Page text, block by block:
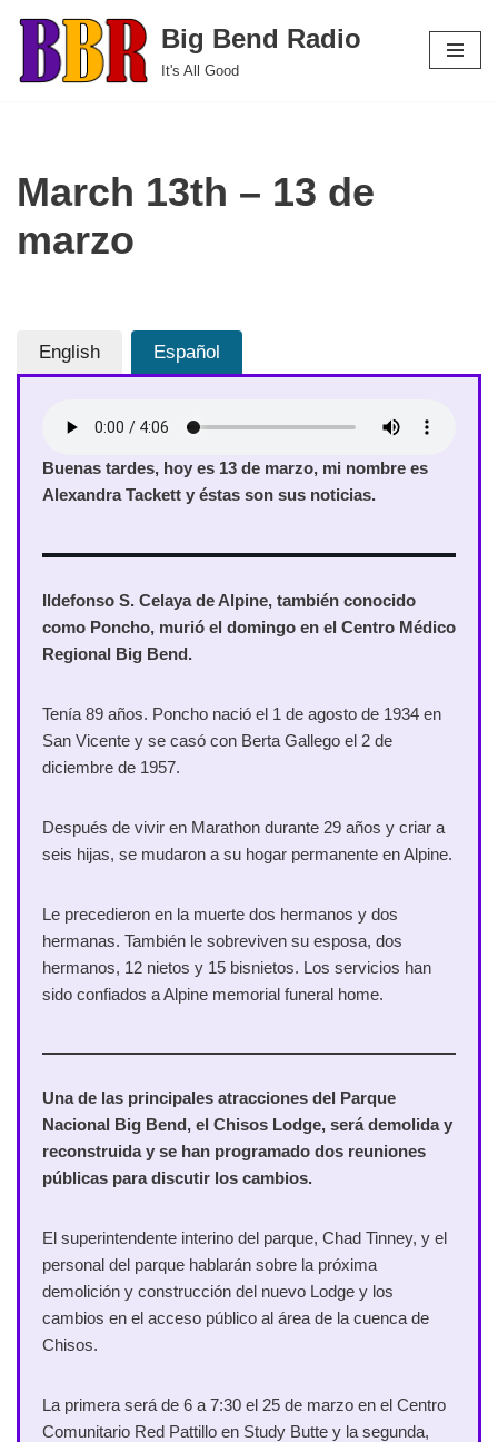
Skip
to
Big Bend Radio
It's All Good
March 13th – 13 de
marzo
English Español
Buenas tardes, hoy es 13 de marzo, mi nombre es
Alexandra Tackett y éstas son sus noticias.
Ildefonso S. Celaya de Alpine, también conocido
como Poncho, murió el domingo en el Centro Médico
Regional Big Bend.
Tenía 89 años. Poncho nació el 1 de agosto de 1934 en
San Vicente y se casó con Berta Gallego el 2 de
diciembre de 1957.
Después de vivir en Marathon durante 29 años y criar a
seis hijas, se mudaron a su hogar permanente en Alpine.
Le precedieron en la muerte dos hermanos y dos
hermanas. También le sobreviven su esposa, dos
hermanos, 12 nietos y 15 bisnietos. Los servicios han
sido confiados a Alpine memorial funeral home.
Una de las principales atracciones del Parque
Nacional Big Bend, el Chisos Lodge, será demolida y
reconstruida y se han programado dos reuniones
públicas para discutir los cambios.
El superintendente interino del parque, Chad Tinney, y el
personal del parque hablarán sobre la próxima
demolición y construcción del nuevo Lodge y los
cambios en el acceso público al área de la cuenca de
Chisos.
La primera será de 6 a 7:30 el 25 de marzo en el Centro
Comunitario Red Pattillo en Study Butte y la segunda,